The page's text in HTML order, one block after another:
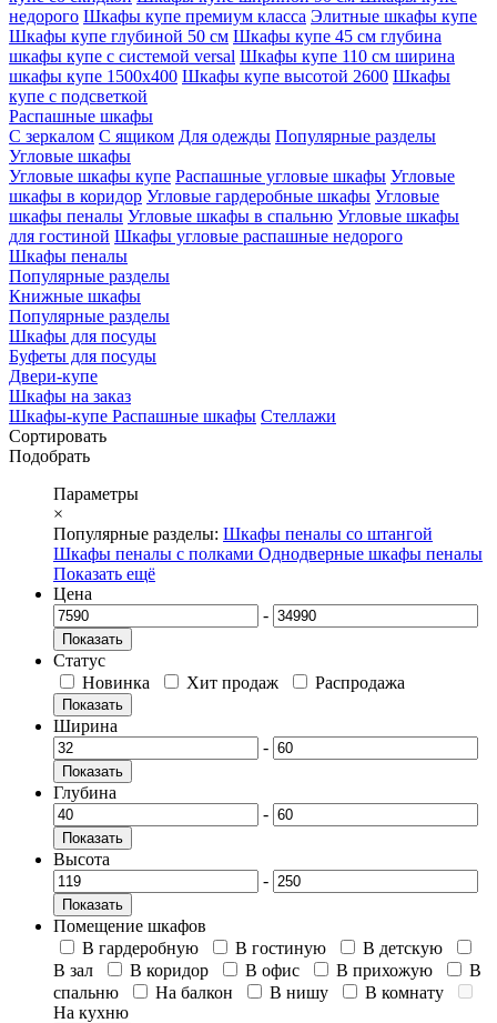
недорого Шкафы купе премиум класса Элитные шкафы купе
Шкафы купе глубиной 50 см Шкафы купе 45 см глубина
шкафы купе с системой versal Шкафы купе 110 см ширина
шкафы купе 1500х400 Шкафы купе высотой 2600 Шкафы
купе с подсветкой
Распашные шкафы
С зеркалом С ящиком Для одежды Популярные разделы
Угловые шкафы
Угловые шкафы купе Распашные угловые шкафы Угловые
шкафы в коридор Угловые гардеробные шкафы Угловые
шкафы пеналы Угловые шкафы в спальню Угловые шкафы
для гостиной Шкафы угловые распашные недорого
Шкафы пеналы
Популярные разделы
Книжные шкафы
Популярные разделы
Шкафы для посуды
Буфеты для посуды
Двери-купе
Шкафы на заказ
Шкафы-купе Распашные шкафы Стеллажи
Сортировать
Подобрать
Параметры
×
Популярные разделы: Шкафы пеналы со штангой
Шкафы пеналы с полками Однодверные шкафы пеналы
Показать ещё
Цена
-
Показать
Статус
Новинка
Хит продаж Распродажа
Показать
Ширина
-
Показать
Глубина
-
Показать
Высота
-
Показать
Помещение шкафов
В гардеробную
В гостиную
В детскую
В зал
В коридор В офис В прихожую
В
спальню
На балкон В нишу
В комнату
На кухню